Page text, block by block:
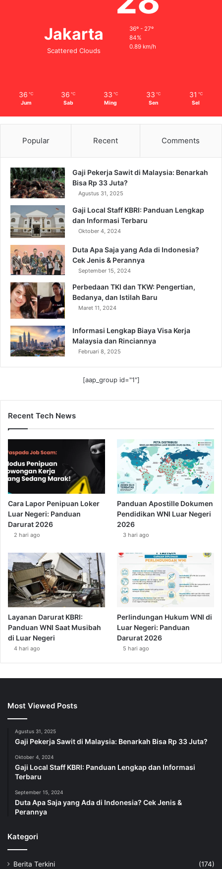
Jakarta
Scattered Clouds
36º - 27º
84%
0.89 km/h
36 ℃
Jum
36 ℃
Sab
33 ℃
Ming
33 ℃
Sen
31 ℃
Sel
Popular Recent Comments
Gaji Pekerja Sawit di Malaysia: Benarkah
Bisa Rp 33 Juta?
Agustus 31, 2025
Gaji Local Staff KBRI: Panduan Lengkap
dan Informasi Terbaru
Oktober 4, 2024
Duta Apa Saja yang Ada di Indonesia?
Cek Jenis & Perannya
September 15, 2024
Perbedaan TKI dan TKW: Pengertian,
Bedanya, dan Istilah Baru
Maret 11, 2024
Informasi Lengkap Biaya Visa Kerja
Malaysia dan Rinciannya
Februari 8, 2025
[aap_group id="1"]
Recent Tech News
Cara Lapor Penipuan Loker
Luar Negeri: Panduan
Darurat 2026
2 hari ago
Panduan Apostille Dokumen
Pendidikan WNI Luar Negeri
2026
3 hari ago
Layanan Darurat KBRI:
Panduan WNI Saat Musibah
di Luar Negeri
4 hari ago
Perlindungan Hukum WNI di
Luar Negeri: Panduan
Darurat 2026
5 hari ago
Most Viewed Posts
Agustus 31, 2025
Gaji Pekerja Sawit di Malaysia: Benarkah Bisa Rp 33 Juta?
Oktober 4, 2024
Gaji Local Staff KBRI: Panduan Lengkap dan Informasi
Terbaru
September 15, 2024
Duta Apa Saja yang Ada di Indonesia? Cek Jenis &
Perannya
Kategori
Berita Terkini
(174)